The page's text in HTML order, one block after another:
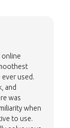
online
used.
and
was
when
to use.